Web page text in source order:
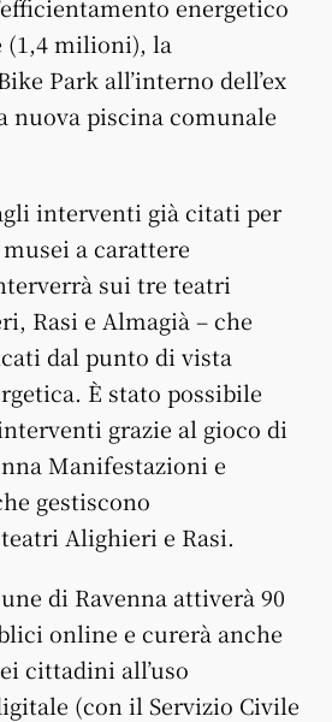
energetico
(1,4 milioni), la
Park all’interno dell’ex
nuova piscina comunale
interventi già citati per
a carattere
sui tre teatri
Rasi e Almagià – che
dal punto di vista
È stato possibile
grazie al gioco di
Manifestazioni e
gestiscono
Alighieri e Rasi.
di Ravenna attiverà 90
online e curerà anche
cittadini all’uso
(con il Servizio Civile